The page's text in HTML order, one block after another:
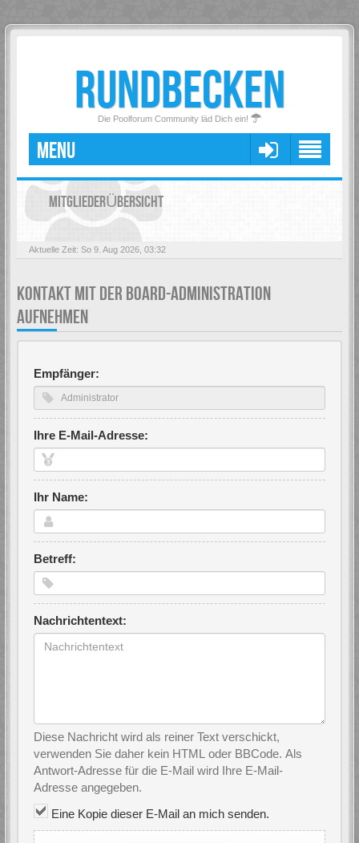
RUNDBECKEN
Die Poolforum Community läd Dich ein!
MENU
MITGLIEDERÜBERSICHT
Aktuelle Zeit: So 9. Aug 2026, 03:32
KONTAKT MIT DER BOARD-ADMINISTRATION
AUFNEHMEN
Empfänger:
Ihre E-Mail-Adresse:
Ihr Name:
Betreff:
Nachrichtentext:
Diese Nachricht wird als reiner Text verschickt,
verwenden Sie daher kein HTML oder BBCode. Als
Antwort-Adresse für die E-Mail wird Ihre E-Mail-
Adresse angegeben.
Eine Kopie dieser E-Mail an mich senden.